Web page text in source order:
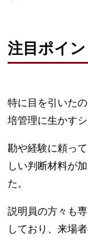
注目ポイン
特に目を引いた
培管理に生かす
勘や経験に頼っ
しい判断材料が
た。
説明員の方々も
しており、来場